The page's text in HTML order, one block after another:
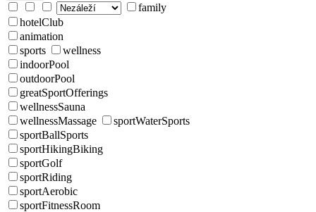
family
hotelClub
animation
sports
wellness
indoorPool
outdoorPool
greatSportOfferings
wellnessSauna
wellnessMassage
sportWaterSports
sportBallSports
sportHikingBiking
sportGolf
sportRiding
sportAerobic
sportFitnessRoom